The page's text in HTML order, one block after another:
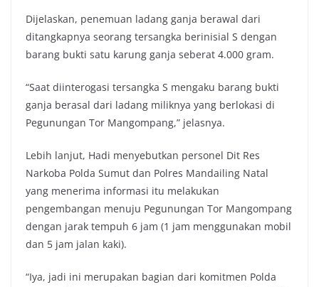
Dijelaskan, penemuan ladang ganja berawal dari
ditangkapnya seorang tersangka berinisial S dengan
barang bukti satu karung ganja seberat 4.000 gram.
“Saat diinterogasi tersangka S mengaku barang bukti
ganja berasal dari ladang miliknya yang berlokasi di
Pegunungan Tor Mangompang,” jelasnya.
Lebih lanjut, Hadi menyebutkan personel Dit Res
Narkoba Polda Sumut dan Polres Mandailing Natal
yang menerima informasi itu melakukan
pengembangan menuju Pegunungan Tor Mangompang
dengan jarak tempuh 6 jam (1 jam menggunakan mobil
dan 5 jam jalan kaki).
“Iya, jadi ini merupakan bagian dari komitmen Polda